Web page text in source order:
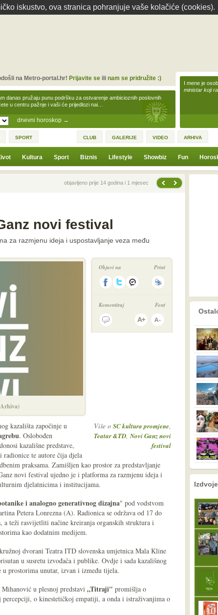
iskustvo, ova stranica pohranjuje vaše kolačiće (cookies).
dnevni horoskop →
danas pružaju punu podršku za ostvarenje ambicioznih poslovnih
u centru pažnje i vaši će prijedlozi nai…
na Metro-portal.hr! Prijavite seili nam se pridružite :)
I mene je
ministar koji
SPORT CLUB GALERIJE VIDEO ARHIVA
Kultura Sport Biznis Lifestyle Showbiz Fun
Prethodna vijestobjavljeno prije 14 godina i 1 mjesec
novi festival
za razmjenu ideja i uspostavljanje veza među
Objavi na Print
Komentiraj Font
Više o SC kultura promjene,
Teatar &TD,Novi Ganz novi
festival
kazališta započinje u
. Oslobođen
kazališne predstave,
radionice te autore čija djela
praksama. Zamišljen kao prostor za predstavljanje
novi festival ujedno je i platforma za razmjenu ideja i
djelatnicima i institucijama.
i analogno generativnog dizajna" pod vodstvom
Petera Lonrezna (A). Radionica se održava od 17 do
teži rasvijetliti načine kreiranja organskih struktura i
kao dodatnim medijem.
dvorani Teatra ITD slovenska umjetnica Mala Kline
u susretu izvođača i publike. Ovdje i sada kazališnog
u prostorima unutar, izvan i između tijela.
u plesnoj predstavi „Titraji" promišlja o
o kinestetičkoj empatiji, a onda i istraživanjima o
prethodno
nema prethodne
sljedeće